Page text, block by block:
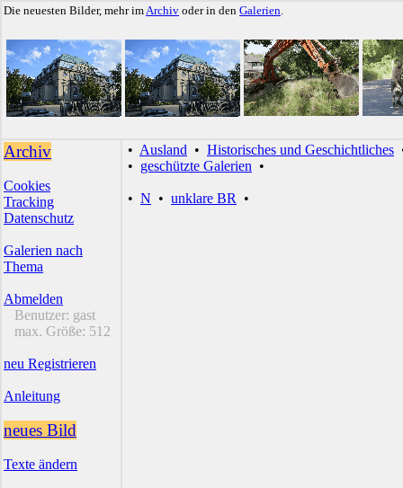
Die neuesten Bilder, mehr imArchiv oder in den Galerien.
Archiv
Cookies
Tracking
Datenschutz
Galerien nach
Thema
Abmelden
Benutzer: gast
max. Größe: 512
neu Registrieren
Anleitung
neues Bild
Texte ändern
• Ausland • Historisches und Geschichtliches
• geschützte Galerien •
• N • unklare BR •